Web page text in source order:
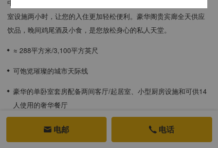
中包括私人办理入住和退房，专门豪华阁礼宾服务及每日使用会议
室设施两小时，让您的入住更加轻松便利。豪华阁贵宾廊全天供应
饮品，晚间鸡尾酒及小食，是您放松身心的私人天堂。
≈ 288平方米/3,100平方英尺
可饱览璀璨的城市天际线
豪华的单卧室套房配备两间客厅/起居室、小型厨房设施和可供14
人使用的奢华餐厅
大理石浴室配备按摩型浴缸、蒸气浴及桑拿房和双洗漱盆
 电邮  电话